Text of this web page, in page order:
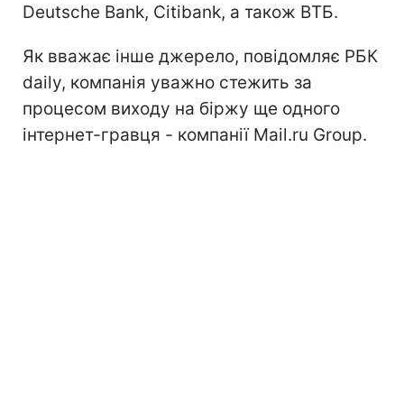
Deutsche Bank, Citibank, а також ВТБ.
Як вважає інше джерело, повідомляє РБК
daily, компанія уважно стежить за
процесом виходу на біржу ще одного
інтернет-гравця - компанії Mail.ru Group.